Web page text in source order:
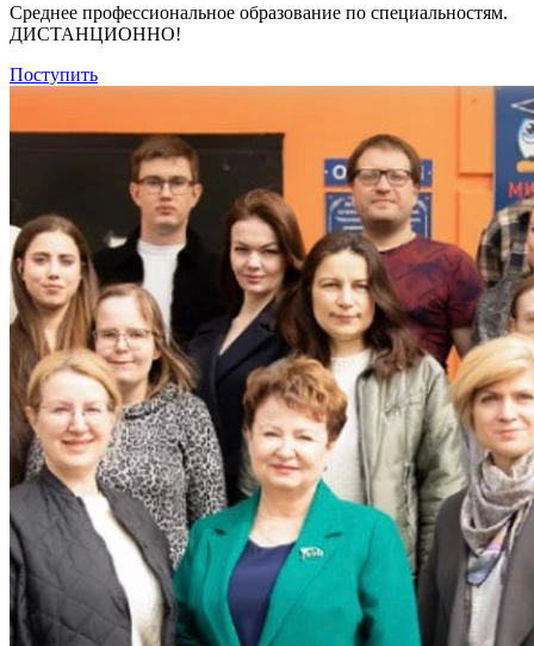
Среднее профессиональное образование по специальностям.
ДИСТАНЦИОННО!
Поступить